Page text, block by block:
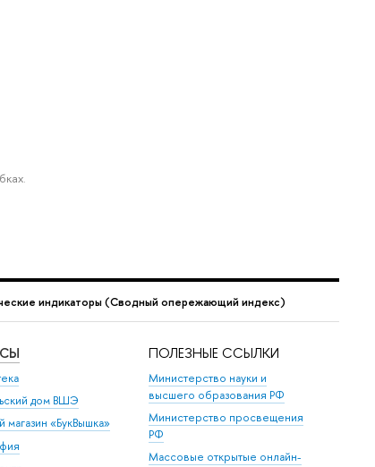
индикаторы (Сводный опережающий индекс)
дом ВШЭ
магазин «БукВышка»
ПОЛЕЗНЫЕ ССЫЛКИ
Министерство науки и
высшего образования РФ
Министерство просвещения
РФ
Массовые открытые онлайн-